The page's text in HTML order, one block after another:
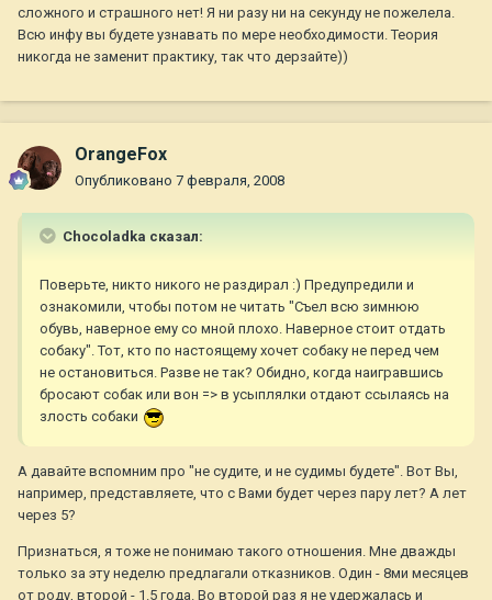
сложного и страшного нет! Я ни разу ни на секунду не пожелела.
Всю инфу вы будете узнавать по мере необходимости. Теория
никогда не заменит практику, так что дерзайте))
OrangeFox
Опубликовано 7 февраля, 2008
Chocoladka сказал:
Поверьте, никто никого не раздирал :) Предупредили и
ознакомили, чтобы потом не читать "Съел всю зимнюю
обувь, наверное ему со мной плохо. Наверное стоит отдать
собаку". Тот, кто по настоящему хочет собаку не перед чем
не остановиться. Разве не так? Обидно, когда наигравшись
бросают собак или вон => в усыплялки отдают ссылаясь на
злость собаки
А давайте вспомним про "не судите, и не судимы будете". Вот Вы,
например, представляете, что с Вами будет через пару лет? А лет
через 5?
Признаться, я тоже не понимаю такого отношения. Мне дважды
только за эту неделю предлагали отказников. Один - 8ми месяцев
от роду, второй - 1.5 года. Во второй раз я не удержалась и